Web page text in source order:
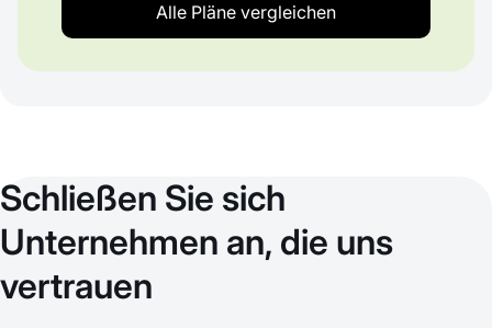
Alle Pläne vergleichen
Schließen Sie sich
Unternehmen an, die uns
vertrauen